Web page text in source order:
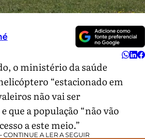
o ministério da saúde
“estacionado em
não vai ser
que a população “não vão
a este meio.”
CONTINUE A LER A SEGUIR